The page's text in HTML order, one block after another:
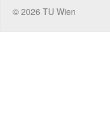
© 2026 TU Wien